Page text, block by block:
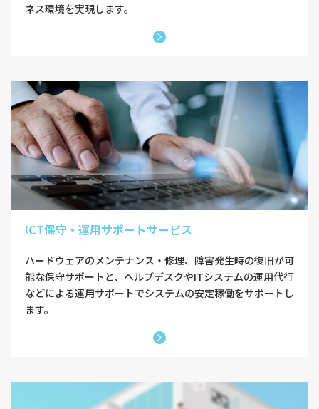
ネス環境を実現します。
ICT保守・運用サポートサービス
ハードウェアのメンテナンス・修理、障害発生時の復旧が可
能な保守サポートと、ヘルプデスクやITシステムの運用代行
などによる運用サポートでシステムの安定稼働をサポートし
ます。